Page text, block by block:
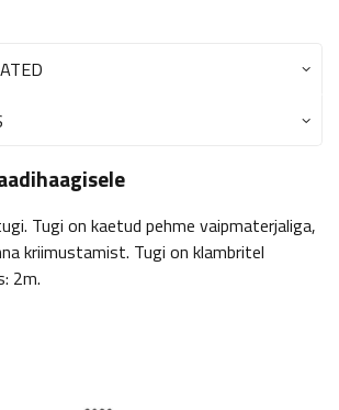
Tugi on kaetud pehme vaipmaterjaliga,
kriimustamist. Tugi on klambritel
2m.